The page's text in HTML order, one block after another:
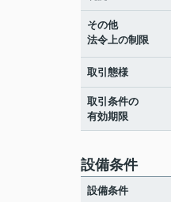
その他
法令上の制限
取引態様
取引条件の
有効期限
設備条件
設備条件